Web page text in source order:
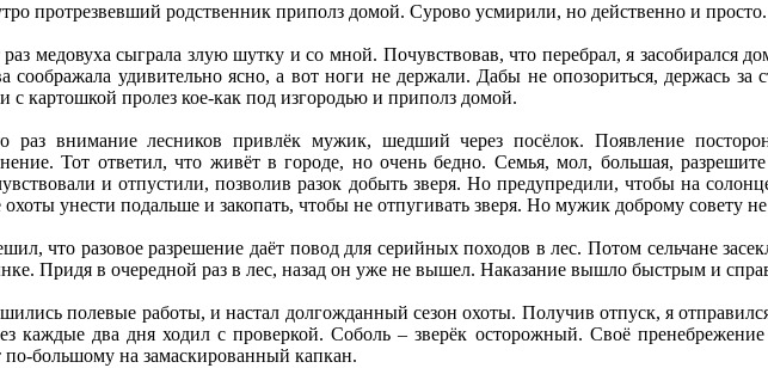
протрезвевший родственник приполз домой. Сурово усмирили, но действенно и просто.
медовуха сыграла злую шутку и со мной. Почувствовав, что перебрал, я засобирался
соображала удивительно ясно, а вот ноги не держали. Дабы не опозориться, держась
с картошкой пролез кое-как под изгородью и приполз домой.
раз внимание лесников привлёк мужик, шедший через посёлок. Появление
Тот ответил, что живёт в городе, но очень бедно. Семья, мол, большая,
и отпустили, позволив разок добыть зверя. Но предупредили, чтобы на
охоты унести подальше и закопать, чтобы не отпугивать зверя. Но мужик доброму совету
что разовое разрешение даёт повод для серийных походов в лес. Потом сельчане
Придя в очередной раз в лес, назад он уже не вышел. Наказание вышло быстрым и
полевые работы, и настал долгожданный сезон охоты. Получив отпуск, я
каждые два дня ходил с проверкой. Соболь – зверёк осторожный. Своё
по-большому на замаскированный капкан.